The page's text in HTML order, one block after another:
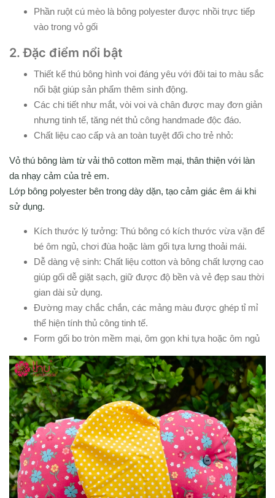
Phần ruột cú mèo là bông polyester được nhồi trực tiếp
vào trong vỏ gối
2. Đặc điểm nổi bật
Thiết kế thú bông hình voi đáng yêu với đôi tai to màu sắc
nổi bật giúp sản phẩm thêm sinh động.
Các chi tiết như mắt, vòi voi và chân được may đơn giản
nhưng tinh tế, tăng nét thủ công handmade độc đáo.
Chất liệu cao cấp và an toàn tuyệt đối cho trẻ nhỏ:
Vỏ thú bông làm từ vải thô cotton mềm mại, thân thiện với làn
da nhạy cảm của trẻ em.
Lớp bông polyester bên trong dày dặn, tạo cảm giác êm ái khi
sử dụng.
Kích thước lý tưởng: Thú bông có kích thước vừa vặn để
bé ôm ngủ, chơi đùa hoặc làm gối tựa lưng thoải mái.
Dễ dàng vệ sinh: Chất liệu cotton và bông chất lượng cao
giúp gối dễ giặt sạch, giữ được độ bền và vẻ đẹp sau thời
gian dài sử dụng.
Đường may chắc chắn, các mảng màu được ghép tỉ mỉ
thể hiện tính thủ công tinh tế.
Form gối bo tròn mềm mại, ôm gọn khi tựa hoặc ôm ngủ